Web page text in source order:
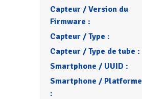
Capteur / Version du
Firmware :
Capteur / Type :
Capteur / Type de tube :
Smartphone / UUID :
Smartphone / Platforme
: